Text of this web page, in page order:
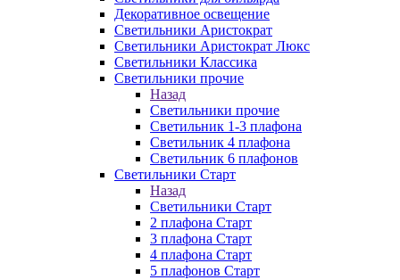
Декоративное освещение
Светильники Аристократ
Светильники Аристократ Люкс
Светильники Классика
Светильники прочие
Назад
Светильники прочие
Светильник 1-3 плафона
Светильник 4 плафона
Светильник 6 плафонов
Светильники Старт
Назад
Светильники Старт
2 плафона Старт
3 плафона Старт
4 плафона Старт
5 плафонов Старт